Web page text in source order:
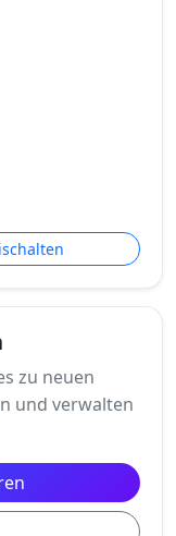
zu neuen
und verwalten